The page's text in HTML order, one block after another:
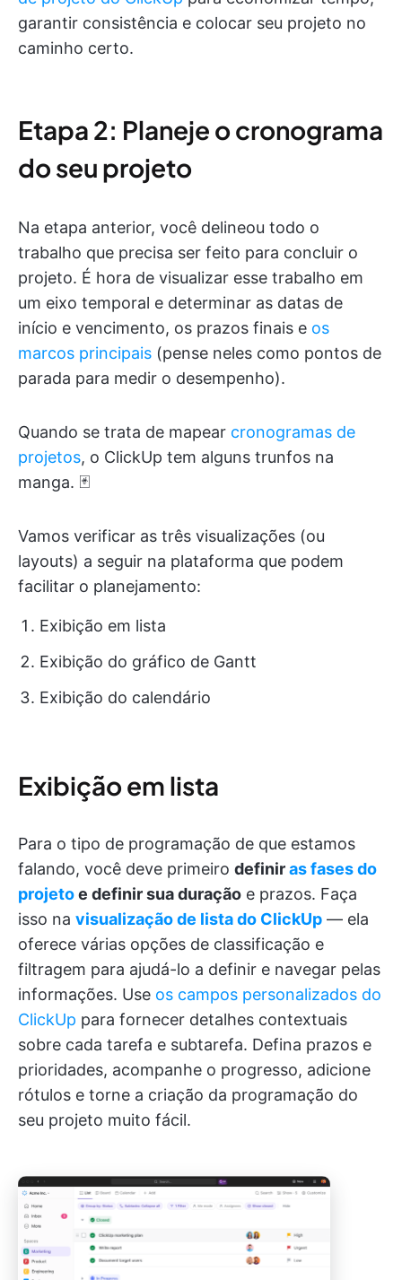
garantir consistência e colocar seu projeto no
caminho certo.
Etapa 2: Planeje o cronograma
do seu projeto
Na etapa anterior, você delineou todo o
trabalho que precisa ser feito para concluir o
projeto. É hora de visualizar esse trabalho em
um eixo temporal e determinar as datas de
início e vencimento, os prazos finais e os
marcos principais (pense neles como pontos de
parada para medir o desempenho).
Quando se trata de mapear cronogramas de
projetos, o ClickUp tem alguns trunfos na
manga. 🃏
Vamos verificar as três visualizações (ou
layouts) a seguir na plataforma que podem
facilitar o planejamento:
Exibição em lista
Exibição do gráfico de Gantt
Exibição do calendário
Exibição em lista
Para o tipo de programação de que estamos
falando, você deve primeiro definiras fases do
projetoe definir sua duração e prazos. Faça
isso na visualização de lista do ClickUp — ela
oferece várias opções de classificação e
filtragem para ajudá-lo a definir e navegar pelas
informações. Use os campos personalizados do
ClickUp para fornecer detalhes contextuais
sobre cada tarefa e subtarefa. Defina prazos e
prioridades, acompanhe o progresso, adicione
rótulos e torne a criação da programação do
seu projeto muito fácil.